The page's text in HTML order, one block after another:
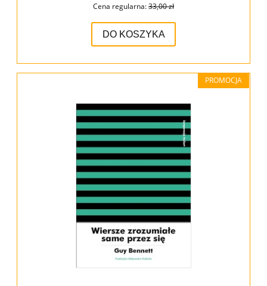
Cena regularna:33,00 zł
DO KOSZYKA
PROMOCJA